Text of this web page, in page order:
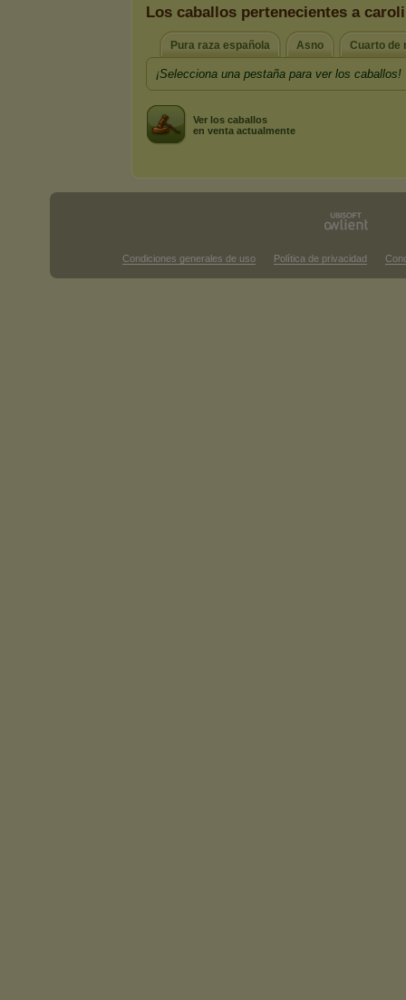
Los caballos pertenecientes a
Pura raza española Asno Cuarto de
¡Selecciona una pestaña para ver los caballos!
Ver los caballos
en venta actualmente
Condiciones generales de uso Política de privacidad